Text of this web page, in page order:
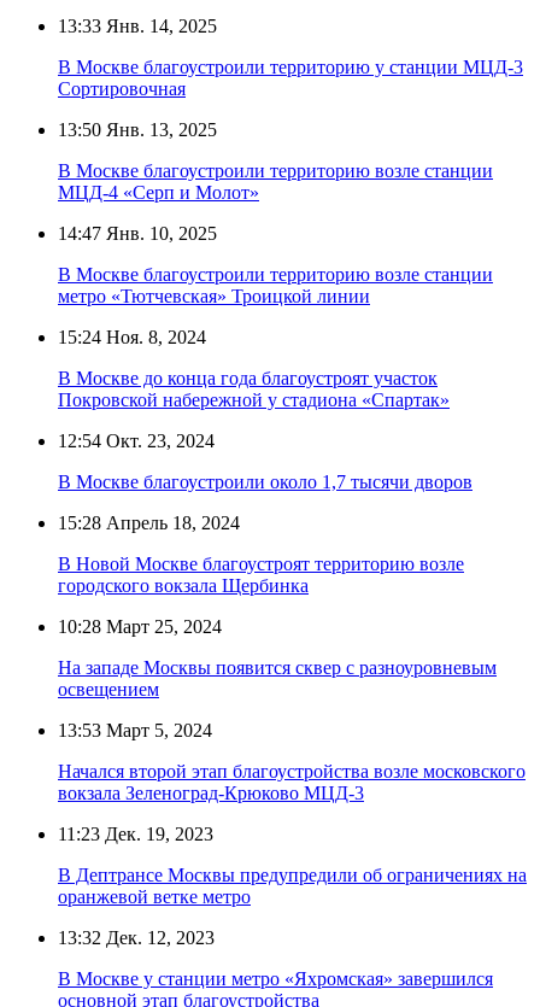
13:33 Янв. 14, 2025
В Москве благоустроили территорию у станции МЦД-3
Сортировочная
13:50 Янв. 13, 2025
В Москве благоустроили территорию возле станции
МЦД-4 «Серп и Молот»
14:47 Янв. 10, 2025
В Москве благоустроили территорию возле станции
метро «Тютчевская» Троицкой линии
15:24 Ноя. 8, 2024
В Москве до конца года благоустроят участок
Покровской набережной у стадиона «Спартак»
12:54 Окт. 23, 2024
В Москве благоустроили около 1,7 тысячи дворов
15:28 Апрель 18, 2024
В Новой Москве благоустроят территорию возле
городского вокзала Щербинка
10:28 Март 25, 2024
На западе Москвы появится сквер с разноуровневым
освещением
13:53 Март 5, 2024
Начался второй этап благоустройства возле московского
вокзала Зеленоград-Крюково МЦД-3
11:23 Дек. 19, 2023
В Дептрансе Москвы предупредили об ограничениях на
оранжевой ветке метро
13:32 Дек. 12, 2023
В Москве у станции метро «Яхромская» завершился
основной этап благоустройства